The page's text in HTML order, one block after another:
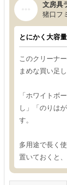
文房具
猪口フ
とにかく大容
このクリーナ
まめな買い足
「ホワイトボ
し」「のりは
す。
多用途で長く
置いておくと